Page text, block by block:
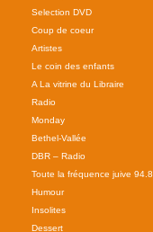
Selection DVD
Coup de coeur
Artistes
Le coin des enfants
A La vitrine du Libraire
Radio
Monday
Bethel-Vallée
DBR – Radio
Toute la fréquence juive 94.8
Humour
Insolites
Dessert